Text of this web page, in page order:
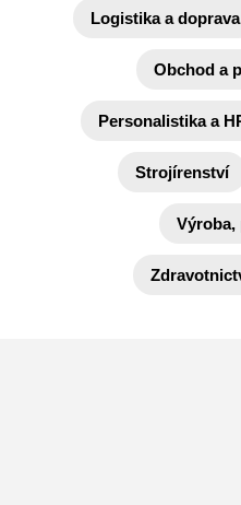
Logistika a doprava
Obchod a
Personalistika a
Strojírenství
Výroba,